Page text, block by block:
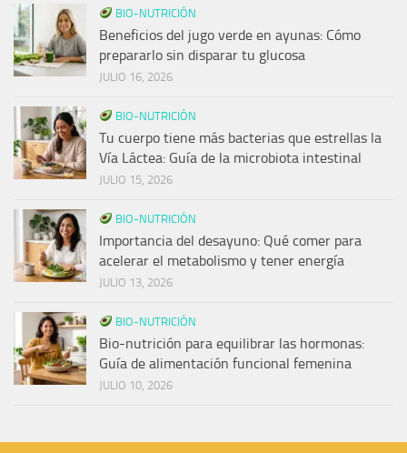
BIO-NUTRICIÓN
Beneficios del jugo verde en ayunas: Cómo
prepararlo sin disparar tu glucosa
JULIO 16, 2026
BIO-NUTRICIÓN
Tu cuerpo tiene más bacterias que estrellas la
Vía Láctea: Guía de la microbiota intestinal
JULIO 15, 2026
BIO-NUTRICIÓN
Importancia del desayuno: Qué comer para
acelerar el metabolismo y tener energía
JULIO 13, 2026
BIO-NUTRICIÓN
Bio-nutrición para equilibrar las hormonas:
Guía de alimentación funcional femenina
JULIO 10, 2026